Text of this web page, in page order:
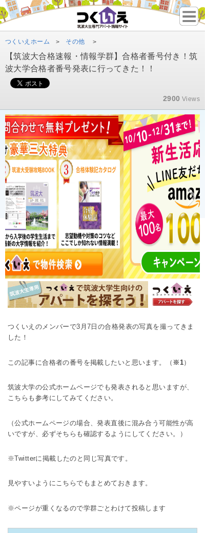
つくいえホーム > その他 >
【筑波大合格速報・情報学群】合格者番号付き！筑
波大学合格者番号発表に行ってきた！！
2900 Views
【Amazonギフト1,000円】つくいえ無料相談会を
期間限定実施中
つくいえのメンバーで3月7日の合格発表の写真を撮ってきま
した！
この記事に合格者の番号を掲載したいと思います。（ ※1）
筑波大学の公式ホームページでも発表されると思いますが、
こちらも参考にしてみてください。
（公式ホームページの場合、発表直後に混み合う可能性が高
いですが、必ずそちらも確認するようにしてください。）
※Twitterに掲載したのと同じ写真です。
見やすいようにこちらでもまとめておきます。
※ページが重くなるので学群ごとわけて投稿します